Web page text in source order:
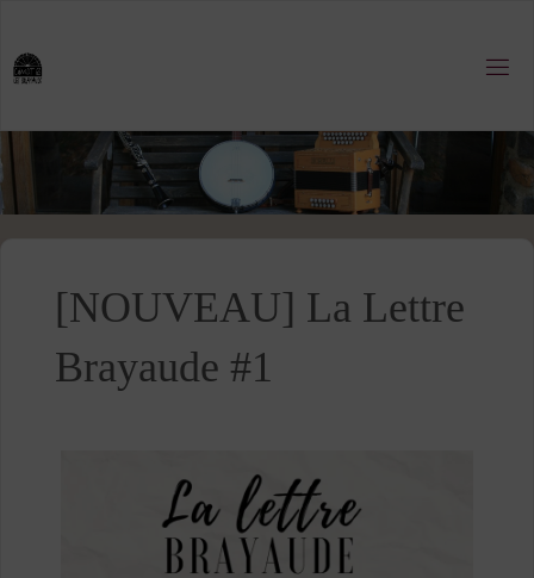
content
[NOUVEAU] La Lettre
Brayaude #1